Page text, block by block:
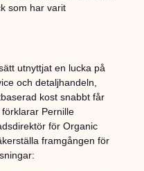
som har varit
utnyttjat en lucka på
och detaljhandeln,
kost snabbt får
Pernille
för Organic
framgången för